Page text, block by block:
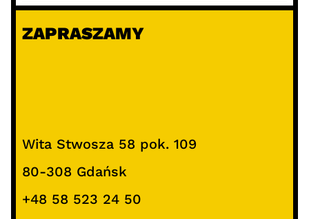
ZAPRASZAMY
Wita Stwosza 58 pok. 109
80-308 Gdańsk
+48 58 523 24 50